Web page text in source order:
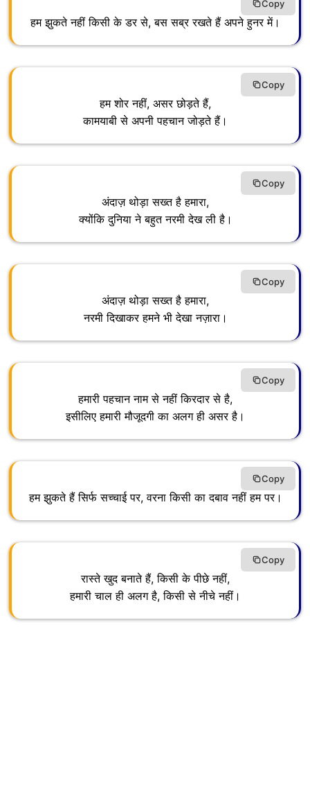
हम झुकते नहीं किसी के डर से, बस सब्र रखते हैं अपने हुनर में।
Copy
हम शोर नहीं, असर छोड़ते हैं,
कामयाबी से अपनी पहचान जोड़ते हैं।
Copy
अंदाज़ थोड़ा सख्त है हमारा,
क्योंकि दुनिया ने बहुत नरमी देख ली है।
Copy
अंदाज़ थोड़ा सख्त है हमारा,
नरमी दिखाकर हमने भी देखा नज़ारा।
Copy
हमारी पहचान नाम से नहीं किरदार से है,
इसीलिए हमारी मौजूदगी का अलग ही असर है।
Copy
हम झुकते हैं सिर्फ सच्चाई पर, वरना किसी का दबाव नहीं हम पर।
Copy
रास्ते खुद बनाते हैं, किसी के पीछे नहीं,
हमारी चाल ही अलग है, किसी से नीचे नहीं।
Copy